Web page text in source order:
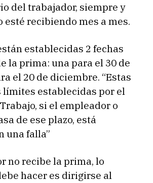
del trabajador, siempre y
esté recibiendo mes a mes.
establecidas 2 fechas
la prima: una para el 30 de
el 20 de diciembre. “Estas
límites establecidas por el
si el empleador o
de ese plazo, está
una falla”
no recibe la prima, lo
hacer es dirigirse al